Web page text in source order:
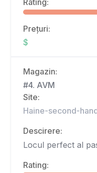
Prețuri:
$
Magazin:
#4. AVM
Site:
Haine-second-
Descirere:
Locul perfect al
Rating: